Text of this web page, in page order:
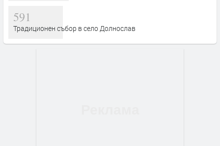
591
Традиционен събор в село Долнослав